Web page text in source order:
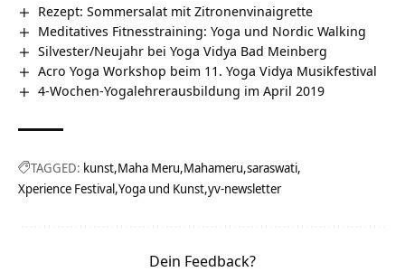
Rezept: Sommersalat mit Zitronenvinaigrette
Meditatives Fitnesstraining: Yoga und Nordic Walking
Silvester/Neujahr bei Yoga Vidya Bad Meinberg
Acro Yoga Workshop beim 11. Yoga Vidya Musikfestival
4-Wochen-Yogalehrerausbildung im April 2019
TAGGED: kunst Maha Meru Mahameru saraswati
Xperience Festival Yoga und Kunst yv-newsletter
Dein Feedback?